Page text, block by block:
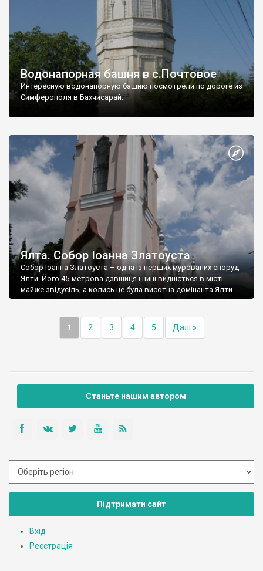
Водонапорная башня в с.Почтовое
Интересную водонапорную башню посмотрели по дороге из
Симферополя в Бахчисарай.
Ялта. Собор Іоанна Златоуста
Собор Іоанна Златоуста – одна із перших мурованих споруд
Ялти. Його 45-метрова дзвіниця і нині видніється в місті
майже звідусіль, а колись це була висотна домінанта Ялти.
1 2 3 4 5 Далі »
Станьте нашим автором
Підтримати сайт
Вхід
Реєстрація